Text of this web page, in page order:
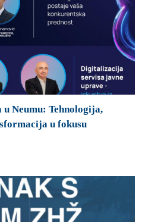
Neumu: Tehnologija,
u fokusu